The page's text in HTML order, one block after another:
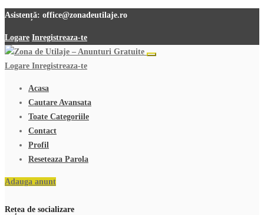
Asistență: office@zonadeutilaje.ro
Logare Inregistreaza-te
Logare Inregistreaza-te
Acasa
Cautare Avansata
Toate Categoriile
Contact
Profil
Reseteaza Parola
Adauga anunt
Rețea de socializare